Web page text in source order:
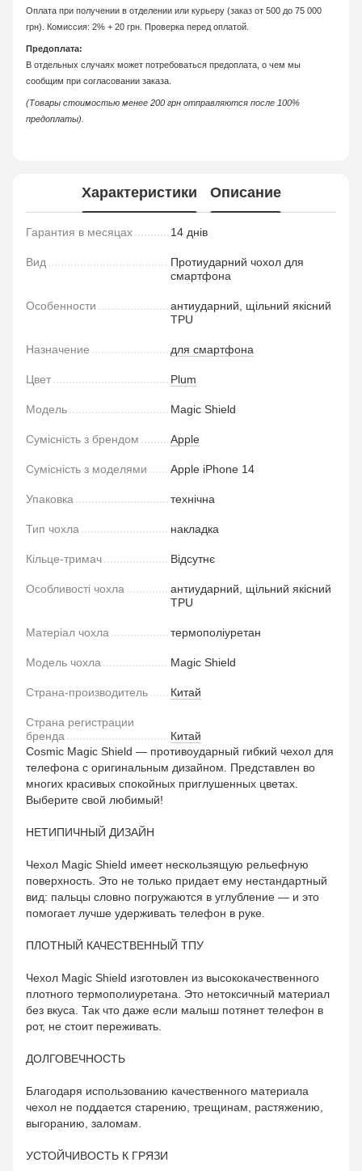
Оплата при получении в отделении или курьеру (заказ от 500 до 75 000
грн). Комиссия: 2% + 20 грн. Проверка перед оплатой.
Предоплата:
В отдельных случаях может потребоваться предоплата, о чем мы
сообщим при согласовании заказа.
(Товары стоимостью менее 200 грн отправляются после 100%
предоплаты).
Характеристики Описание
Гарантия в месяцах 14 днів
Вид
Протиударний чохол для
смартфона
Особенности
антиударний, щільний якісний
TPU
Назначение для смартфона
Цвет Plum
Модель Magic Shield
Сумісність з брендом Apple
Сумісність з моделями Apple iPhone 14
Упаковка технічна
Тип чохла накладка
Кільце-тримач Відсутнє
Особливості чохла
антиударний, щільний якісний
TPU
Матеріал чохла термополіуретан
Модель чохла Magic Shield
Страна-производитель Китай
Страна регистрации
бренда
Китай
Cosmic Magic Shield — противоударный гибкий чехол для
телефона с оригинальным дизайном. Представлен во
многих красивых спокойных приглушенных цветах.
Выберите свой любимый!
НЕТИПИЧНЫЙ ДИЗАЙН
Чехол Magic Shield имеет нескользящую рельефную
поверхность. Это не только придает ему нестандартный
вид: пальцы словно погружаются в углубление — и это
помогает лучше удерживать телефон в руке.
ПЛОТНЫЙ КАЧЕСТВЕННЫЙ ТПУ
Чехол Magic Shield изготовлен из высококачественного
плотного термополиуретана. Это нетоксичный материал
без вкуса. Так что даже если малыш потянет телефон в
рот, не стоит переживать.
ДОЛГОВЕЧНОСТЬ
Благодаря использованию качественного материала
чехол не поддается старению, трещинам, растяжению,
выгоранию, заломам.
УСТОЙЧИВОСТЬ К ГРЯЗИ